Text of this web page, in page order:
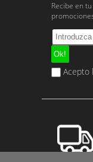
Recibe en
Acepto